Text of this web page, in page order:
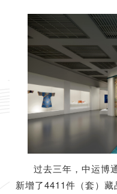
过去三年，中运博
新增了4411件（套）藏